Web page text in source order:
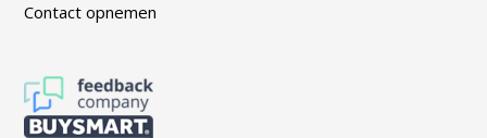
Contact opnemen